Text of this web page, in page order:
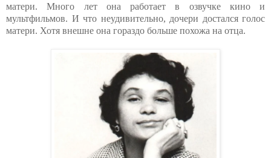
матери. Много лет она работает в озвучке кино и
мультфильмов. И что неудивительно, дочери достался голос
матери. Хотя внешне она гораздо больше похожа на отца.